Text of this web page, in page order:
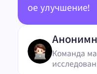
ое улучшение!
Команда